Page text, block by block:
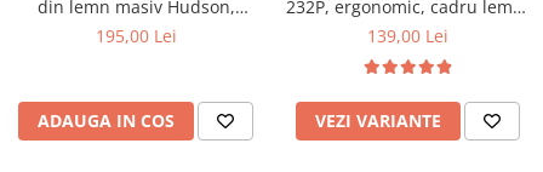
Saltele cu spuma
Seturi mese si scaune bucatarie
Mobilier hol
Suporturi si rafturi pantofi
Portmantouri
din lemn masiv Hudson,
tapiterie stofa,100 kg,
195,00 Lei
ADAUGA IN COS
232P, ergonomic, cadru lemn,
100 kg
139,00 Lei
VEZI VARIANTE